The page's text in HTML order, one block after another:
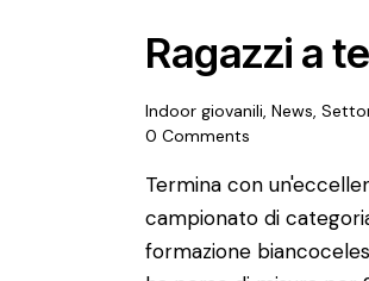
Ragazzi a
Indoor giovanili News
0 Comments
Termina con
campionato di
formazione